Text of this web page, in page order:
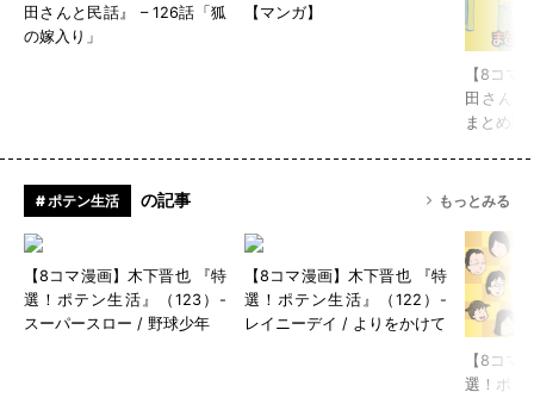
田さんと民話』 – 126話「狐
の嫁入り」
【マンガ】
【8コマ
田さん
まとめ読
# ポテン生活 の記事 もっとみる
【8コマ漫画】木下晋也 『特
選！ポテン生活』（123）-
スーパースロー / 野球少年
【8コマ漫画】木下晋也 『特
選！ポテン生活』（122）-
レイニーデイ / よりをかけて
【8コマ
選！ポテ